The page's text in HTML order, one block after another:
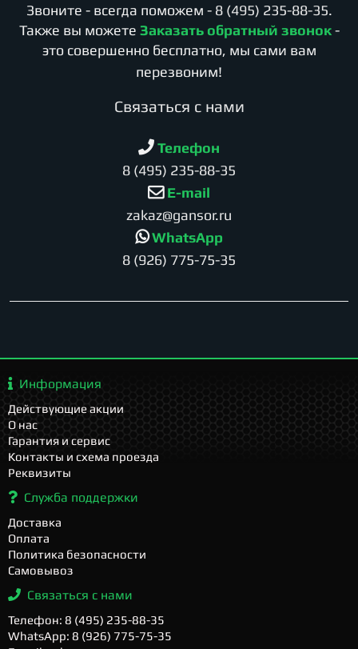
Звоните - всегда поможем - 8 (495) 235-88-35.
Также вы можете Заказать обратный звонок -
это совершенно бесплатно, мы сами вам
перезвоним!
Cвязаться с нами
Телефон
8 (495) 235-88-35
E-mail
zakaz@gansor.ru
WhatsApp
8 (926) 775-75-35
Информация
Действующие акции
О нас
Гарантия и сервис
Контакты и схема проезда
Реквизиты
Служба поддержки
Доставка
Оплата
Политика безопасности
Самовывоз
Связаться с нами
Телефон: 8 (495) 235-88-35
WhatsApp: 8 (926) 775-75-35